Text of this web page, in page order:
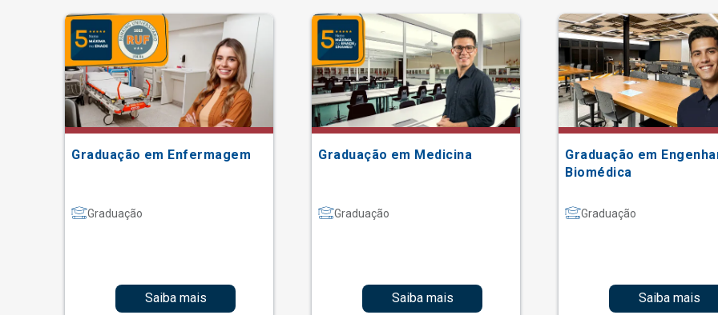
Graduação em Enfermagem
Graduação
Saiba mais
Graduação em Medicina
Graduação
Saiba mais
Graduação em
Biomédica
Graduação
Saiba mais